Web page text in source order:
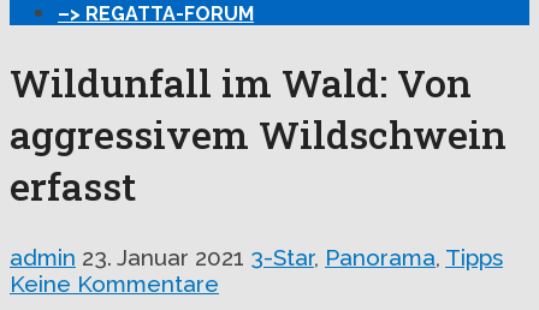
–> REGATTA-FORUM
Wildunfall im Wald: Von
aggressivem Wildschwein
erfasst
admin 23. Januar 2021 3-Star, Panorama, Tipps
Keine Kommentare